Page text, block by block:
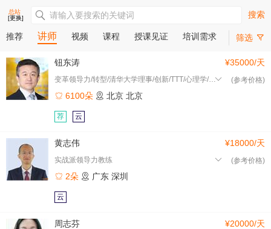
总站
[更换]
搜索
筛选
推荐 讲师 视频 课程 授课见证 培训需求
钮东涛
变革领导力/转型/清华大学理事/创新/TTT/心理学/北京
6100朵 北京 北京
¥35000/天
(参考价格)
荐 云
黄志伟
实战派领导力教练
2朵 广东 深圳
¥18000/天
(参考价格)
云
周志芬 ¥20000/天